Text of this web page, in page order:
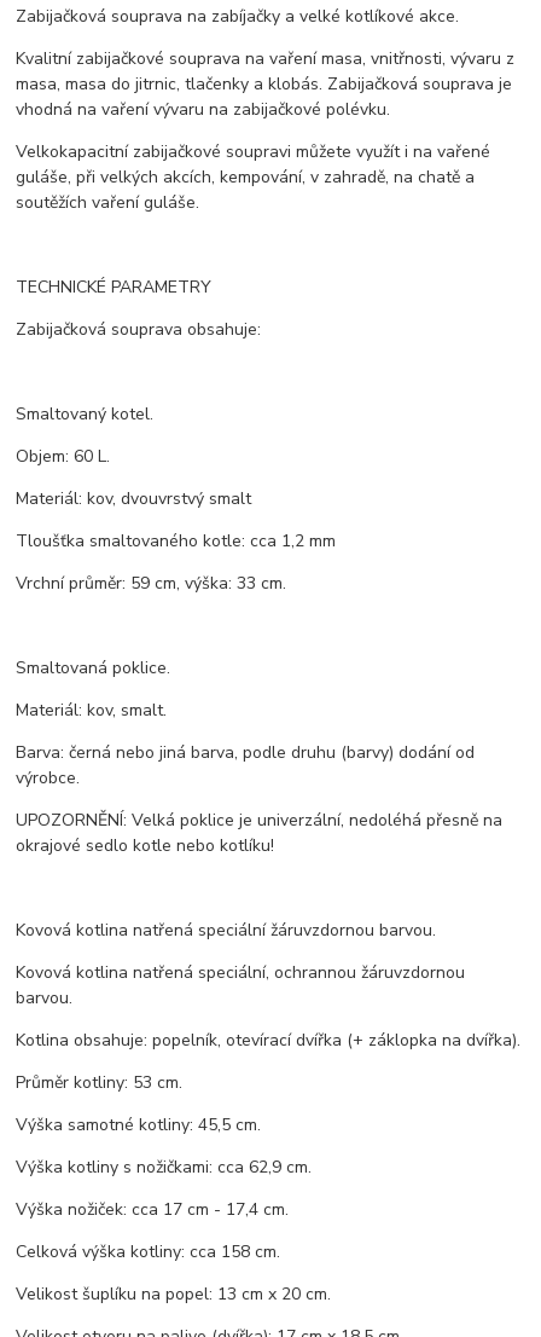
Zabijačková souprava na zabíjačky a velké kotlíkové akce.
Kvalitní zabijačkové souprava na vaření masa, vnitřnosti, vývaru z
masa, masa do jitrnic, tlačenky a klobás. Zabijačková souprava je
vhodná na vaření vývaru na zabijačkové polévku.
Velkokapacitní zabijačkové soupravi můžete využít i na vařené
guláše, při velkých akcích, kempování, v zahradě, na chatě a
soutěžích vaření guláše.
TECHNICKÉ PARAMETRY
Zabijačková souprava obsahuje:
Smaltovaný kotel.
Objem: 60 L.
Materiál: kov, dvouvrstvý smalt
Tloušťka smaltovaného kotle: cca 1,2 mm
Vrchní průměr: 59 cm, výška: 33 cm.
Smaltovaná poklice.
Materiál: kov, smalt.
Barva: černá nebo jiná barva, podle druhu (barvy) dodání od
výrobce.
UPOZORNĚNÍ: Velká poklice je univerzální, nedoléhá přesně na
okrajové sedlo kotle nebo kotlíku!
Kovová kotlina natřená speciální žáruvzdornou barvou.
Kovová kotlina natřená speciální, ochrannou žáruvzdornou
barvou.
Kotlina obsahuje: popelník, otevírací dvířka (+ záklopka na dvířka).
Průměr kotliny: 53 cm.
Výška samotné kotliny: 45,5 cm.
Výška kotliny s nožičkami: cca 62,9 cm.
Výška nožiček: cca 17 cm - 17,4 cm.
Celková výška kotliny: cca 158 cm.
Velikost šuplíku na popel: 13 cm x 20 cm.